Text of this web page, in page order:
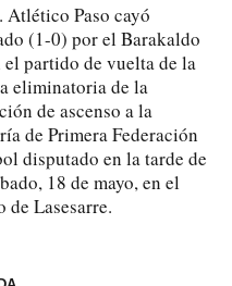
Atlético Paso cayó
(1-0) por el Barakaldo
el partido de vuelta de la
eliminatoria de la
de ascenso a la
de Primera Federación
disputado en la tarde de
18 de mayo, en el
de Lasesarre.